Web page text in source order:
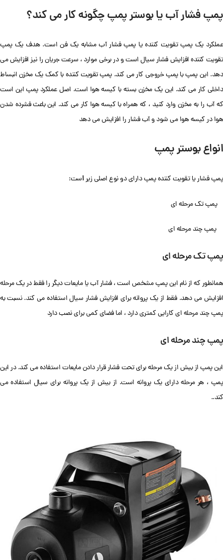
پمپ فشار آب یا بوستر پمپ چگونه کار می کند؟
عملکرد یک پمپ تقویت کننده یا پمپ فشار آب مشابه یک فن است. هدف یک پمپ
تقویت کننده افزایش فشار سیال است و در برخی موارد ، سرعت جریان را نیز افزایش می
دهد. این پمپ با پمپ خروجی کار می کند. پمپ تقویت کننده با کمک یک مخزن انبساط
داخلی کار می کند. این یک مخزن بسته با کیسه هوا است. اصل عملکرد پمپ این است
که آب را به مخزن وارد کنید ، که همراه با کیسه هوا کار می کند. این باعث فشرده شدن
هوا در کیسه هوا می شود و آب فشار را افزایش می دهد
انواع بوستر پمپ
پمپ فشار یا تقویت کننده پمپ دارای دو نوع اصلی زیراست:
پمپ تک مرحله ای
پمپ چند مرحله ای
پمپ تک مرحله ای
همانطور که از نام این پمپ مشخص است ، فشار آب یا مایعات دیگر را فقط در یک مرحله
افزایش می دهد. فقط از یک پروانه برای افزایش فشار سیال استفاده می کند. نسبت به
پمپ چند مرحله ای کارایی کمتری دارد ، اما فضای کمی برای نصب دارد
پمپ چند مرحله ای
این پمپ از بیش از یک مرحله برای تحت فشار قرار دادن مایعات استفاده می کند. در این
پمپ ، هر مرحله دارای یک پروانه است. از بیش از یک پروانه برای سیال استفاده می
کند..